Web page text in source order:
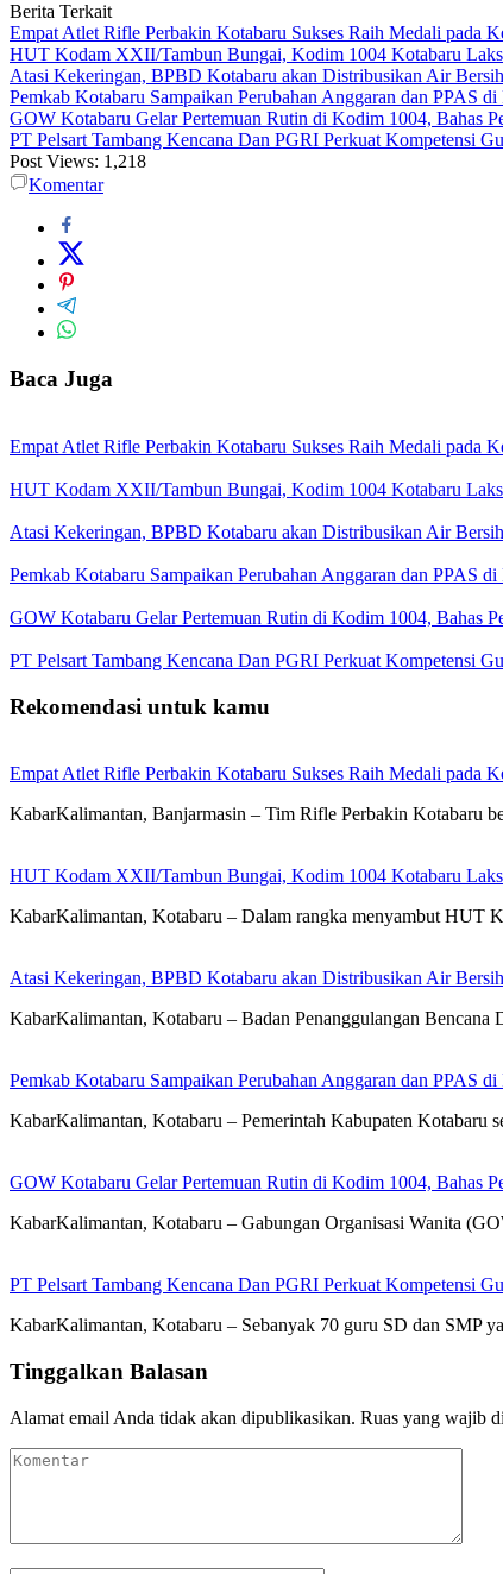
Berita Terkait
Empat Atlet Rifle Perbakin Kotabaru Sukses Raih Medali pada
HUT Kodam XXII/Tambun Bungai, Kodim 1004 Kotabaru
Atasi Kekeringan, BPBD Kotabaru akan Distribusikan Air
Pemkab Kotabaru Sampaikan Perubahan Anggaran dan PPAS
GOW Kotabaru Gelar Pertemuan Rutin di Kodim 1004, Bahas
PT Pelsart Tambang Kencana Dan PGRI Perkuat Kompetensi
Post Views: 1,218
Komentar
Baca Juga
Empat Atlet Rifle Perbakin Kotabaru Sukses Raih Medali pada
HUT Kodam XXII/Tambun Bungai, Kodim 1004 Kotabaru
Atasi Kekeringan, BPBD Kotabaru akan Distribusikan Air
Pemkab Kotabaru Sampaikan Perubahan Anggaran dan PPAS
GOW Kotabaru Gelar Pertemuan Rutin di Kodim 1004, Bahas
PT Pelsart Tambang Kencana Dan PGRI Perkuat Kompetensi
Rekomendasi untuk kamu
Empat Atlet Rifle Perbakin Kotabaru Sukses Raih Medali pada
KabarKalimantan, Banjarmasin – Tim Rifle Perbakin Kotabaru
HUT Kodam XXII/Tambun Bungai, Kodim 1004 Kotabaru
KabarKalimantan, Kotabaru – Dalam rangka menyambut
Atasi Kekeringan, BPBD Kotabaru akan Distribusikan Air
KabarKalimantan, Kotabaru – Badan Penanggulangan
Pemkab Kotabaru Sampaikan Perubahan Anggaran dan PPAS
KabarKalimantan, Kotabaru – Pemerintah Kabupaten
GOW Kotabaru Gelar Pertemuan Rutin di Kodim 1004, Bahas
KabarKalimantan, Kotabaru – Gabungan Organisasi Wanita
PT Pelsart Tambang Kencana Dan PGRI Perkuat Kompetensi
KabarKalimantan, Kotabaru – Sebanyak 70 guru SD dan SMP
Tinggalkan Balasan
Alamat email Anda tidak akan dipublikasikan. Ruas yang wajib